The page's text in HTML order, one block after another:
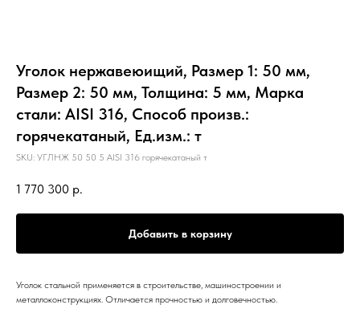
Уголок нержавеюищий, Размер 1: 50 мм,
Размер 2: 50 мм, Толщина: 5 мм, Марка
стали: AISI 316, Способ произв.:
горячекатаный, Ед.изм.: т
SKU: УГЛНЖ 50 50 5 AISI 316 горячекатаный т
1 770 300 р.
Добавить в корзину
Уголок стальной применяется в строительстве, машиностроении и
металлоконструкциях. Отличается прочностью и долговечностью.